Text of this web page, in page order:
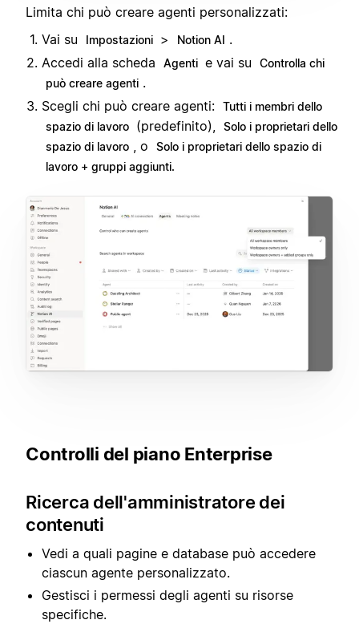
Limita chi può creare agenti personalizzati:
Vai su
Impostazioni > Notion AI .
Accedi alla scheda
Agenti e vai su
Controlla chi
può creare agenti .
Scegli chi può creare agenti: Tutti i membri dello
spazio di lavoro (predefinito), Solo i proprietari dello
spazio di lavoro , o
Solo i proprietari dello spazio di
lavoro + gruppi aggiunti.
Controlli del piano Enterprise
Ricerca dell'amministratore dei
contenuti
Vedi a quali pagine e database può accedere
ciascun agente personalizzato.
Gestisci i permessi degli agenti su risorse
specifiche.